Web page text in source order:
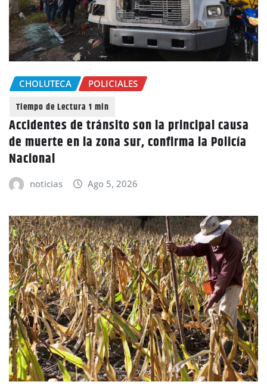
CHOLUTECA POLICIALES
Accidentes de tránsito son la principal causa
de muerte en la zona sur, confirma la Policía
Nacional
noticias Ago 5, 2026